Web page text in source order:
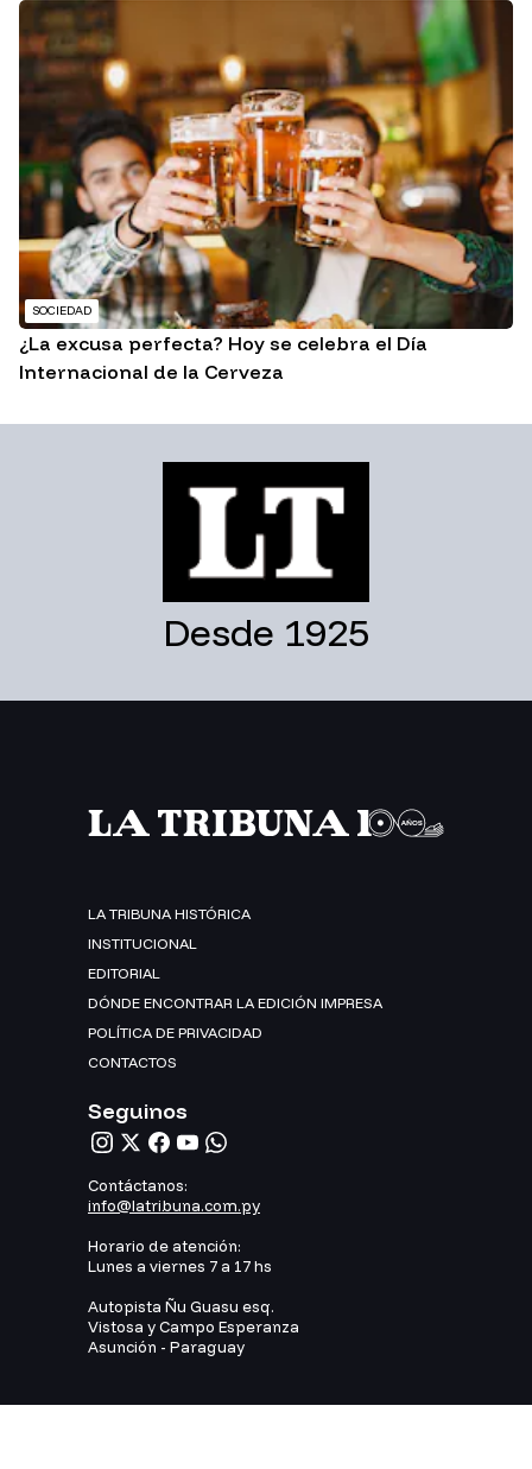
SOCIEDAD
¿La excusa perfecta? Hoy se celebra el Día
Internacional de la Cerveza
Desde 1925
LA TRIBUNA HISTÓRICA
INSTITUCIONAL
EDITORIAL
DÓNDE ENCONTRAR LA EDICIÓN IMPRESA
POLÍTICA DE PRIVACIDAD
CONTACTOS
Seguinos
Contáctanos:
info@latribuna.com.py
Horario de atención:
Lunes a viernes 7 a 17 hs
Autopista Ñu Guasu esq.
Vistosa y Campo Esperanza
Asunción - Paraguay